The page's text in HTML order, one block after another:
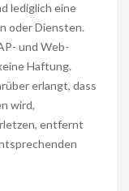
lediglich eine
oder Diensten.
und Web-
Haftung.
erlangt, dass
wird,
entfernt